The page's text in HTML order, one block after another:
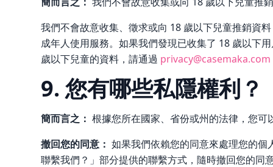
我們不會故意收集、徵求或向 18 歲以下兒童推銷資
成年人使用服務。如果我們發現已收集了 18 歲以下
歲以下兒童的資料，請通過 privacy@casemaka.com
9. 您有哪些私隱權利？
簡而言之： 根據您所在國家、省份或州的法律，您
撤回您的同意： 如果我們依賴您的同意來處理您的
聯繫我們？」部分提供的聯繫方式，隨時撤回您的同